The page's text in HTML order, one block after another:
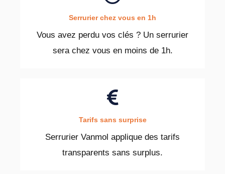
Serrurier chez vous en 1h
Vous avez perdu vos clés ? Un serrurier
sera chez vous en moins de 1h.
Tarifs sans surprise
Serrurier Vanmol applique des tarifs
transparents sans surplus.